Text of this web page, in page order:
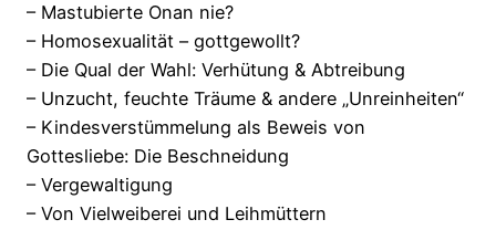
– Mastubierte Onan nie?
– Homosexualität – gottgewollt?
– Die Qual der Wahl: Verhütung & Abtreibung
– Unzucht, feuchte Träume & andere „Unreinheiten“
– Kindesverstümmelung als Beweis von
Gottesliebe: Die Beschneidung
– Vergewaltigung
– Von Vielweiberei und Leihmüttern